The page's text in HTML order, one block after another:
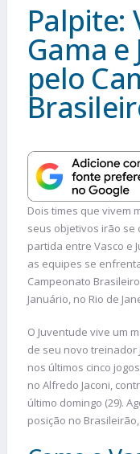
Palpite:
Gama
pelo
Dois times que vivem
seus objetivos irão se
partida entre Vasco e
as equipes se
Campeonato
Januário, no Rio de
O Juventude vive um
de seu novo treinador
nos últimos cinco
no Alfredo Jaconi,
último domingo (29).
posição no